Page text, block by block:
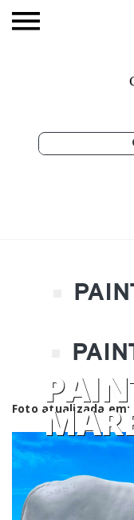
Foto atualizada em: